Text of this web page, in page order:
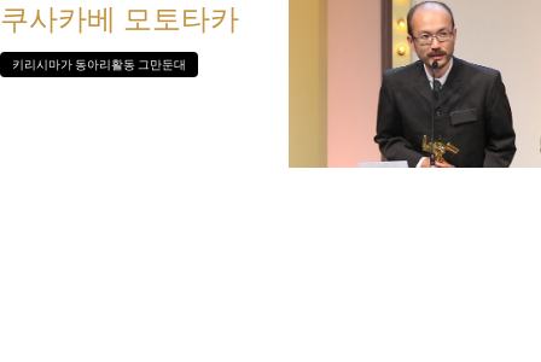
쿠사카베 모토타카
키리시마가 동아리활동 그만둔대